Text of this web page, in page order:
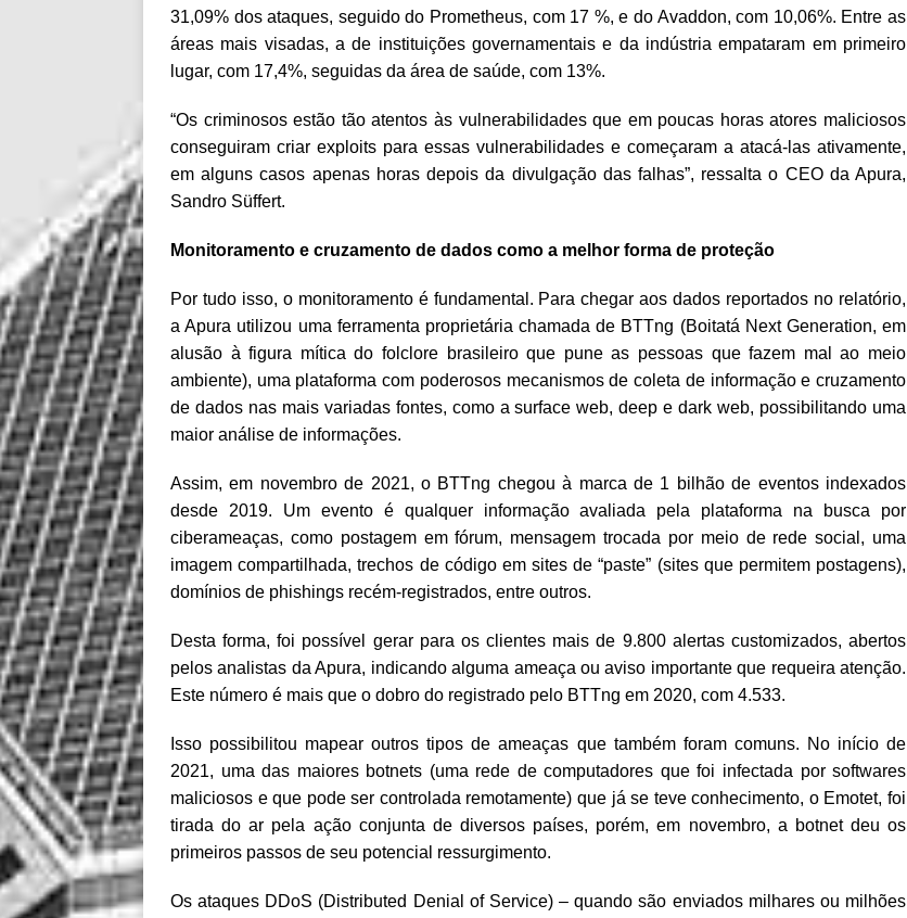
31,09% dos ataques, seguido do Prometheus, com 17 %, e do Avaddon, com 10,06%. Entre as
áreas mais visadas, a de instituições governamentais e da indústria empataram em primeiro
lugar, com 17,4%, seguidas da área de saúde, com 13%.
“Os criminosos estão tão atentos às vulnerabilidades que em poucas horas atores maliciosos
conseguiram criar exploits para essas vulnerabilidades e começaram a atacá-las ativamente,
em alguns casos apenas horas depois da divulgação das falhas”, ressalta o CEO da Apura,
Sandro Süffert.
Monitoramento e cruzamento de dados como a melhor forma de proteção
Por tudo isso, o monitoramento é fundamental. Para chegar aos dados reportados no relatório,
a Apura utilizou uma ferramenta proprietária chamada de BTTng (Boitatá Next Generation, em
alusão à figura mítica do folclore brasileiro que pune as pessoas que fazem mal ao meio
ambiente), uma plataforma com poderosos mecanismos de coleta de informação e cruzamento
de dados nas mais variadas fontes, como a surface web, deep e dark web, possibilitando uma
maior análise de informações.
Assim, em novembro de 2021, o BTTng chegou à marca de 1 bilhão de eventos indexados
desde 2019. Um evento é qualquer informação avaliada pela plataforma na busca por
ciberameaças, como postagem em fórum, mensagem trocada por meio de rede social, uma
imagem compartilhada, trechos de código em sites de “paste” (sites que permitem postagens),
domínios de phishings recém-registrados, entre outros.
Desta forma, foi possível gerar para os clientes mais de 9.800 alertas customizados, abertos
pelos analistas da Apura, indicando alguma ameaça ou aviso importante que requeira atenção.
Este número é mais que o dobro do registrado pelo BTTng em 2020, com 4.533.
Isso possibilitou mapear outros tipos de ameaças que também foram comuns. No início de
2021, uma das maiores botnets (uma rede de computadores que foi infectada por softwares
maliciosos e que pode ser controlada remotamente) que já se teve conhecimento, o Emotet, foi
tirada do ar pela ação conjunta de diversos países, porém, em novembro, a botnet deu os
primeiros passos de seu potencial ressurgimento.
Os ataques DDoS (Distributed Denial of Service) – quando são enviados milhares ou milhões